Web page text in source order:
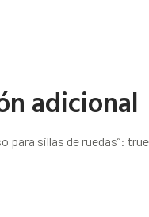
adicional
para sillas de ruedas”: